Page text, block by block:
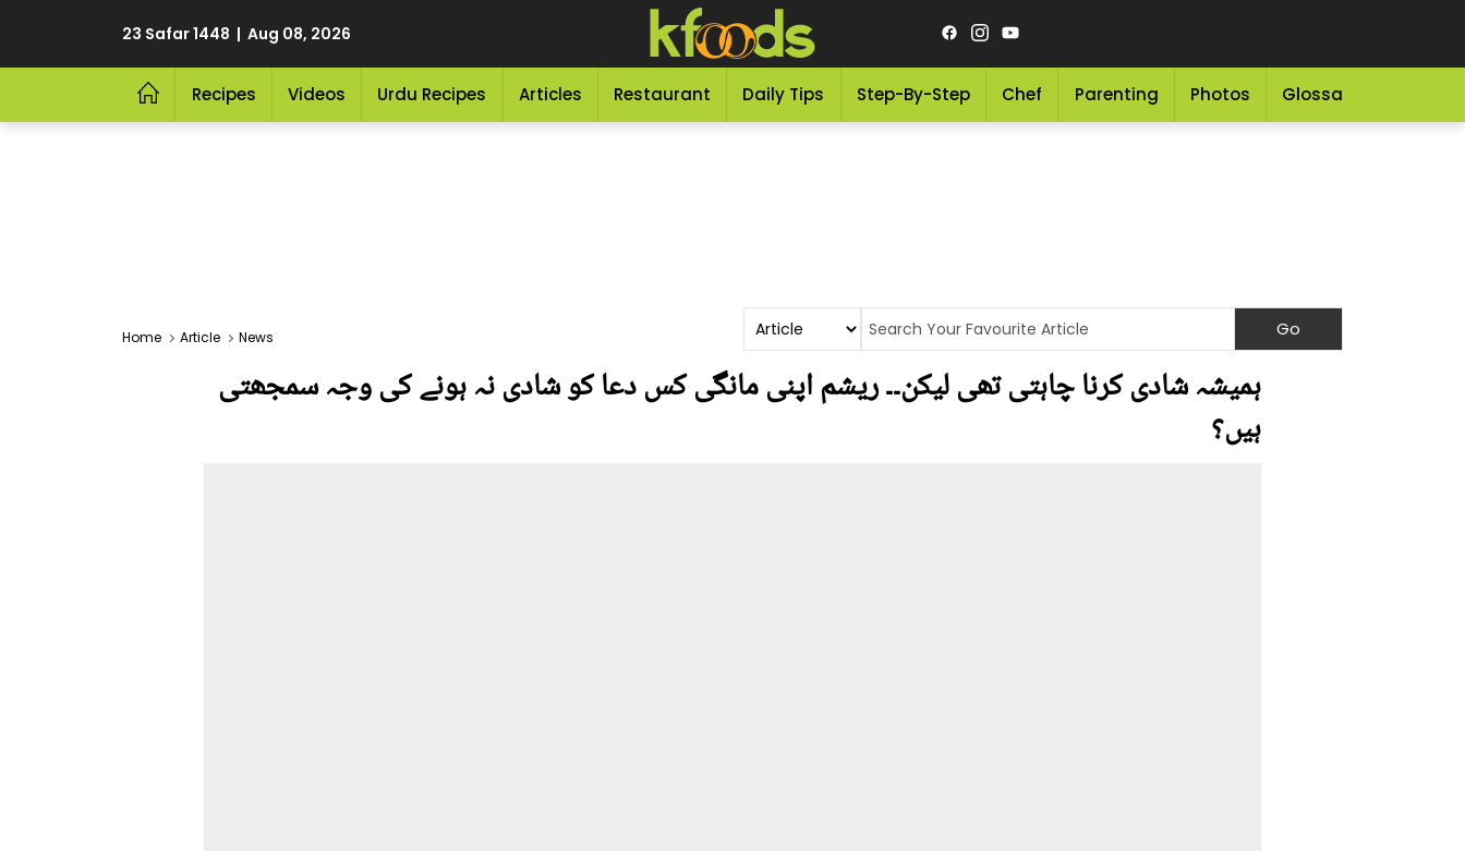
23 Safar 1448 | Aug 08, 2026
Recipes Videos Urdu Recipes Articles Restaurant Daily Tips Step-By-Step Chef Parenting Photos Glossary
Home Article News
ہمیشہ شادی کرنا چاہتی تھی لیکن۔۔ ریشم اپنی مانگی کس دعا کو شادی نہ ہونے کی وجہ سمجھتی
ہیں؟